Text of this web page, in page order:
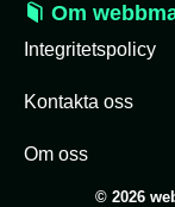
Om
Integritetspolicy
Kontakta oss
Om oss
© 2026